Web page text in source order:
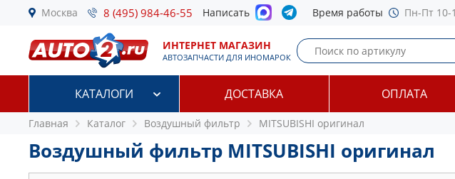
Москва 8 (495) 984-46-55 Написать Время работы Пн-Пт 10-
ИНТЕРНЕТ МАГАЗИН
АВТОЗАПЧАСТИ ДЛЯ ИНОМАРОК
КАТАЛОГИ ДОСТАВКА ОПЛАТА
Главная Каталог Воздушный фильтр MITSUBISHI оригинал
Воздушный фильтр MITSUBISHI оригинал